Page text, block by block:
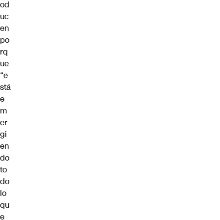
od
uc
en
po
rq
ue
“e
stá
e
m
er
gi
en
do
to
do
lo
qu
e